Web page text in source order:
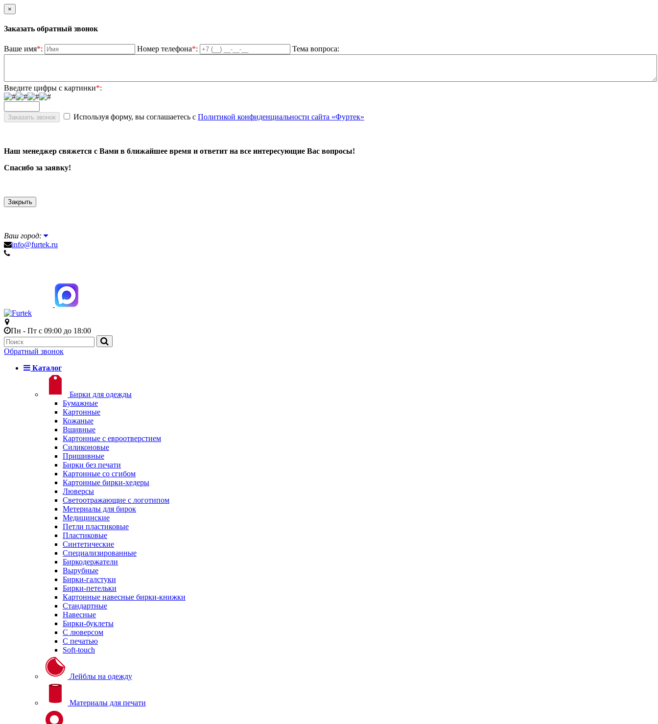
×
Заказать обратный звонок
Ваше имя*: Номер телефона*: Тема вопроса:
Введите цифры с картинки*:
Используя форму, вы соглашаетесь с Политикой конфиденциальности сайта «Фуртек»
Наш менеджер свяжется с Вами в ближайшее время и ответит на все интересующие Вас вопросы!
Спасибо за заявку!
Закрыть
Ваш город:
info@furtek.ru
Пн - Пт с 09:00 до 18:00
Обратный звонок
Каталог
Бирки для одежды
Бумажные
Картонные
Кожаные
Вшивные
Картонные с евроотверстием
Силиконовые
Пришивные
Бирки без печати
Картонные со сгибом
Картонные бирки-хедеры
Люверсы
Светоотражающие с логотипом
Метериалы для бирок
Медицинские
Петли пластиковые
Пластиковые
Синтетические
Специализированные
Биркодержатели
Вырубные
Бирки-галстуки
Бирки-петельки
Картонные навесные бирки-книжки
Стандартные
Навесные
Бирки-буклеты
С люверсом
С печатью
Soft-touch
Лейблы на одежду
Материалы для печати